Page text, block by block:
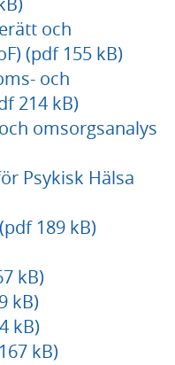
och
(pdf 155 kB)
och
214 kB)
omsorgsanalys
Psykisk Hälsa
189 kB)
kB)
kB)
kB)
kB)